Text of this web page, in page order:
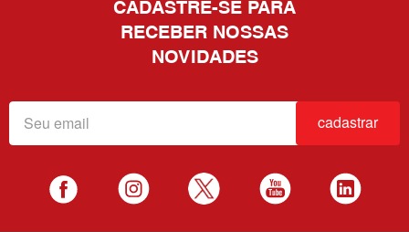
CADASTRE-SE PARA
RECEBER NOSSAS
NOVIDADES
cadastrar